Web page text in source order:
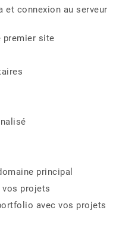
et connexion au serveur
premier site
principal
projets
avec vos projets